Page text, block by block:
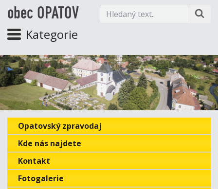
obec OPATOV
Kategorie
Opatovský zpravodaj
Kde nás najdete
Kontakt
Fotogalerie